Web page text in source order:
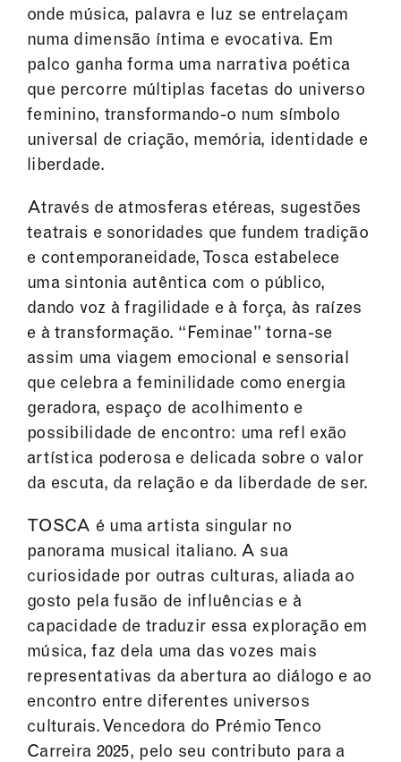
onde música, palavra e luz se entrelaçam
numa dimensão íntima e evocativa. Em
palco ganha forma uma narrativa poética
que percorre múltiplas facetas do universo
feminino, transformando-o num símbolo
universal de criação, memória, identidade e
liberdade.
Através de atmosferas etéreas, sugestões
teatrais e sonoridades que fundem tradição
e contemporaneidade, Tosca estabelece
uma sintonia autêntica com o público,
dando voz à fragilidade e à força, às raízes
e à transformação. “Feminae” torna-se
assim uma viagem emocional e sensorial
que celebra a feminilidade como energia
geradora, espaço de acolhimento e
possibilidade de encontro: uma refl exão
artística poderosa e delicada sobre o valor
da escuta, da relação e da liberdade de ser.
TOSCA é uma artista singular no
panorama musical italiano. A sua
curiosidade por outras culturas, aliada ao
gosto pela fusão de influências e à
capacidade de traduzir essa exploração em
música, faz dela uma das vozes mais
representativas da abertura ao diálogo e ao
encontro entre diferentes universos
culturais. Vencedora do Prémio Tenco
Carreira 2025, pelo seu contributo para a